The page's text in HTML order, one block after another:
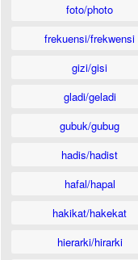
foto/photo
frekuensi/frekwensi
gizi/gisi
gladi/geladi
gubuk/gubug
hadis/hadist
hafal/hapal
hakikat/hakekat
hierarki/hirarki